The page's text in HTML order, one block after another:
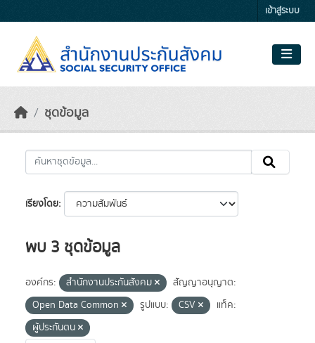
เข้าสู่ระบบ
ชุดข้อมูล
เรียงโดย
พบ 3 ชุดข้อมูล
องค์กร: สำนักงานประกันสังคม
สัญญาอนุญาต:
Open Data Common
รูปแบบ: CSV
แท็ค:
ผู้ประกันตน